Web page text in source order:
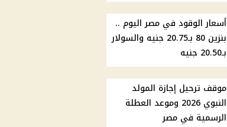
أسعار الوقود في مصر اليوم ..
بنزين 80 بـ20.75 جنيه والسولار
بـ20.50 جنيه
موقف ترحيل إجازة المولد
النبوي 2026 وموعد العطلة
الرسمية في مصر